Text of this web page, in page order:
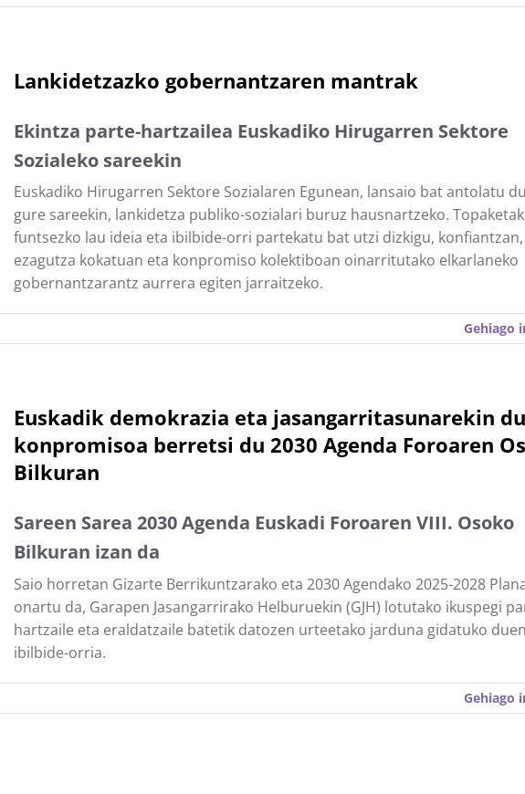
Lankidetzazko gobernantzaren mantrak
Ekintza parte-hartzailea Euskadiko Hirugarren Sektore
Sozialeko sareekin
Euskadiko Hirugarren Sektore Sozialaren Egunean, lansaio bat antolatu
gure sareekin, lankidetza publiko-sozialari buruz hausnartzeko. Topaketak
funtsezko lau ideia eta ibilbide-orri partekatu bat utzi dizkigu, konfiantzan,
ezagutza kokatuan eta konpromiso kolektiboan oinarritutako elkarlaneko
gobernantzarantz aurrera egiten jarraitzeko.
Gehiago
Euskadik demokrazia eta jasangarritasunarekin
konpromisoa berretsi du 2030 Agenda Foroaren
Bilkuran
Sareen Sarea 2030 Agenda Euskadi Foroaren VIII. Osoko
Bilkuran izan da
Saio horretan Gizarte Berrikuntzarako eta 2030 Agendako 2025-2028
onartu da, Garapen Jasangarrirako Helburuekin (GJH) lotutako ikuspegi
hartzaile eta eraldatzaile batetik datozen urteetako jarduna gidatuko duen
ibilbide-orria.
Gehiago